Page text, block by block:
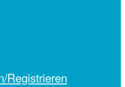
Registrieren